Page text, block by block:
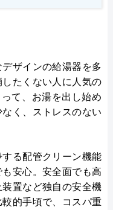
ザインの給湯器を多
たくない人に人気の
て、お湯を出し始め
く、ストレスのない
る配管クリーン機能
安心。安全面でも高
置など独自の安全機
的手頃で、コスパ重